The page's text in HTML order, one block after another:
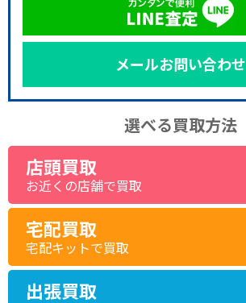
メールお問い合わせ
選べる買取方法
店頭買取
お近くの店舗で買取
宅配買取
宅配キットで買取
出張買取